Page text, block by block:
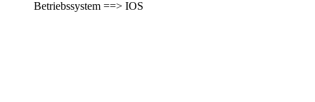
Betriebssystem ==> IOS